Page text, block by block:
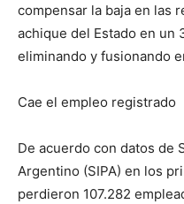
compensar la baja en las
achique del Estado en un
eliminando y fusionando
Cae el empleo registrado
De acuerdo con datos de
Argentino (SIPA) en los
perdieron 107.282